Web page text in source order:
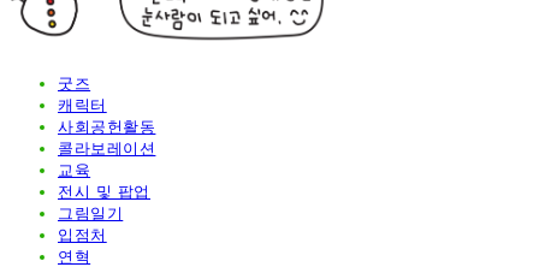
굿즈
캐릭터
사회공헌활동
콜라보레이션
교육
전시 및 팝업
그림일기
입점처
연혁